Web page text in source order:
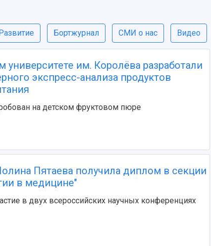
Бортжурнал СМИ о нас Видео
университете им. Королёва разработали
экспресс-анализа продуктов
на детском фруктовом пюре
Пятаева получила диплом в секции
в медицине"
в двух всероссийских научных конференциях